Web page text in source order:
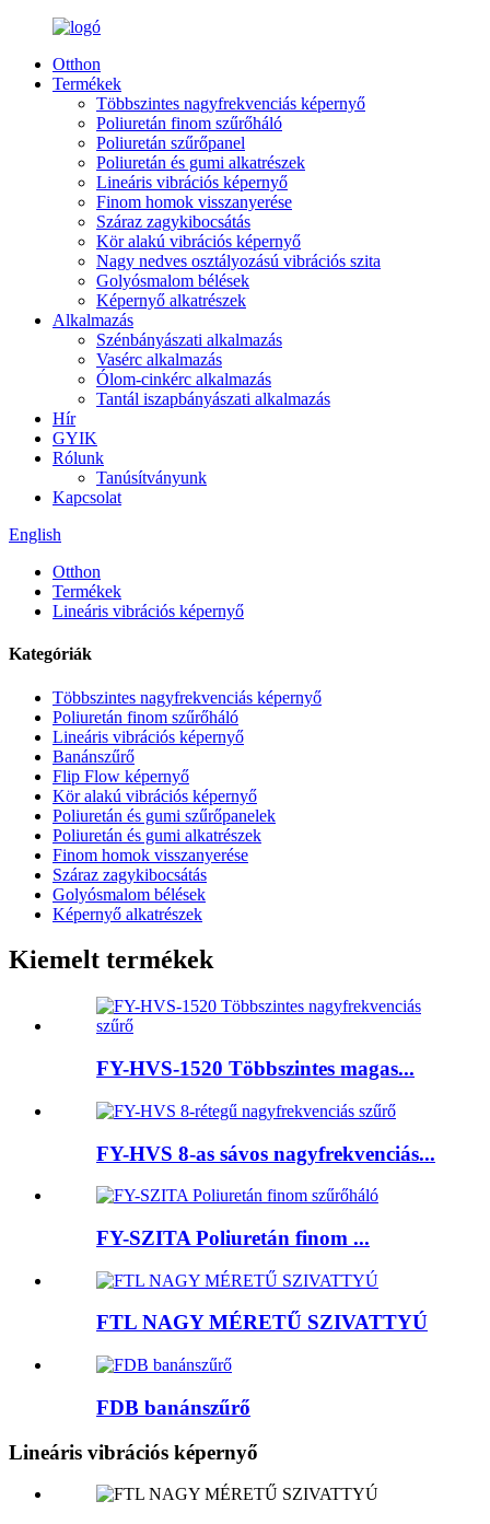
Otthon
Termékek
Többszintes nagyfrekvenciás képernyő
Poliuretán finom szűrőháló
Poliuretán szűrőpanel
Poliuretán és gumi alkatrészek
Lineáris vibrációs képernyő
Finom homok visszanyerése
Száraz zagykibocsátás
Kör alakú vibrációs képernyő
Nagy nedves osztályozású vibrációs szita
Golyósmalom bélések
Képernyő alkatrészek
Alkalmazás
Szénbányászati ​​alkalmazás
Vasérc alkalmazás
Ólom-cinkérc alkalmazás
Tantál iszapbányászati ​​alkalmazás
Hír
GYIK
Rólunk
Tanúsítványunk
Kapcsolat
English
Otthon
Termékek
Lineáris vibrációs képernyő
Kategóriák
Többszintes nagyfrekvenciás képernyő
Poliuretán finom szűrőháló
Lineáris vibrációs képernyő
Banánszűrő
Flip Flow képernyő
Kör alakú vibrációs képernyő
Poliuretán és gumi szűrőpanelek
Poliuretán és gumi alkatrészek
Finom homok visszanyerése
Száraz zagykibocsátás
Golyósmalom bélések
Képernyő alkatrészek
Kiemelt termékek
FY-HVS-1520 Többszintes magas...
FY-HVS 8-as sávos nagyfrekvenciás...
FY-SZITA Poliuretán finom ...
FTL NAGY MÉRETŰ SZIVATTYÚ
FDB banánszűrő
Lineáris vibrációs képernyő